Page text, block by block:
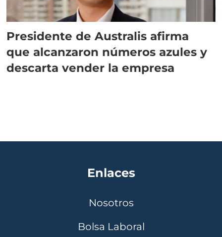
Presidente de Australis afirma
que alcanzaron números azules y
descarta vender la empresa
Enlaces
Nosotros
Bolsa Laboral